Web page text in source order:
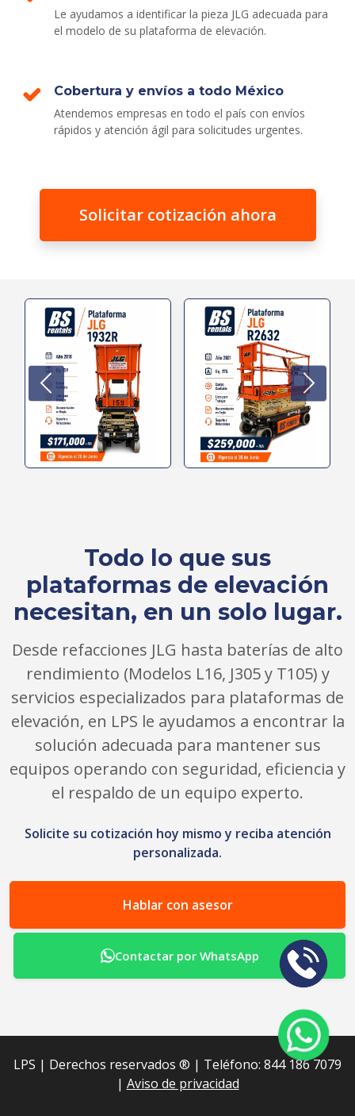
Le ayudamos a identificar la pieza JLG adecuada para
el modelo de su plataforma de elevación.
Cobertura y envíos a todo México
Atendemos empresas en todo el país con envíos
rápidos y atención ágil para solicitudes urgentes.
Solicitar cotización ahora
Todo lo que sus
plataformas de elevación
necesitan, en un solo lugar.
Desde refacciones JLG hasta baterías de alto
rendimiento (Modelos L16, J305 y T105) y
servicios especializados para plataformas de
elevación, en LPS le ayudamos a encontrar la
solución adecuada para mantener sus
equipos operando con seguridad, eficiencia y
el respaldo de un equipo experto.
Solicite su cotización hoy mismo y reciba atención
personalizada.
Hablar con asesor
Contactar por WhatsApp
LPS | Derechos reservados ®︎ | Teléfono: 844 186 7079
| Aviso de privacidad